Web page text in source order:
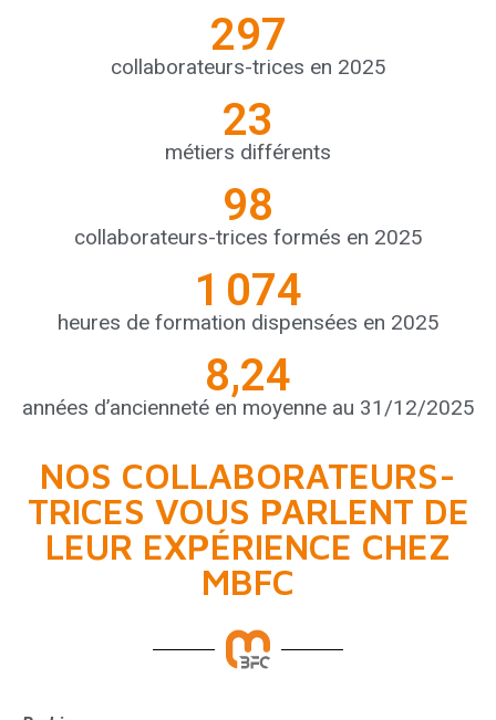
297
collaborateurs-trices en 2025
23
métiers différents
98
collaborateurs-trices formés en 2025
1 074
heures de formation dispensées en 2025
8,24
années d’ancienneté en moyenne au 31/12/2025
NOS COLLABORATEURS-
TRICES VOUS PARLENT DE
LEUR EXPÉRIENCE CHEZ
MBFC